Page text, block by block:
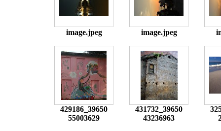
image.jpeg image.jpeg
429186_39650
55003629
431732_39650
43236963